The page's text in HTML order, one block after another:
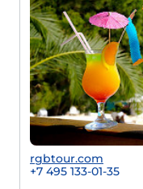
rgbtour.com
+7 495 133-01-35